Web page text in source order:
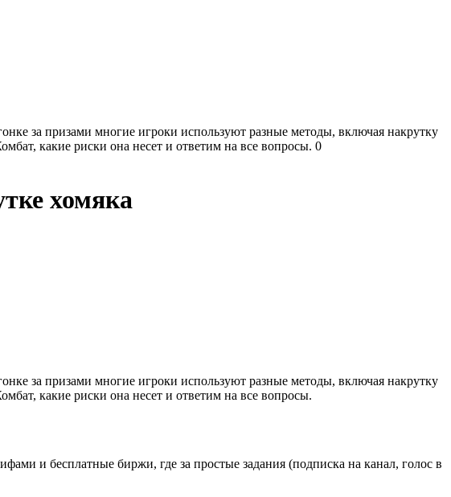
за призами многие игроки используют разные методы, включая накрутку
какие риски она несет и ответим на все вопросы. 0
хомяка
за призами многие игроки используют разные методы, включая накрутку
какие риски она несет и ответим на все вопросы.
и бесплатные биржи, где за простые задания (подписка на канал, голос в